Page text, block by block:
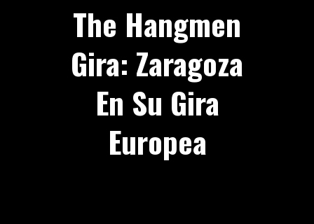
The Hangmen
Gira: Zaragoza
En Su Gira
Europea